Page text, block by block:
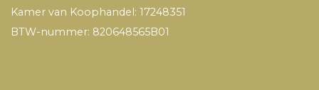
Kamer van Koophandel: 17248351
BTW-nummer: 820648565B01